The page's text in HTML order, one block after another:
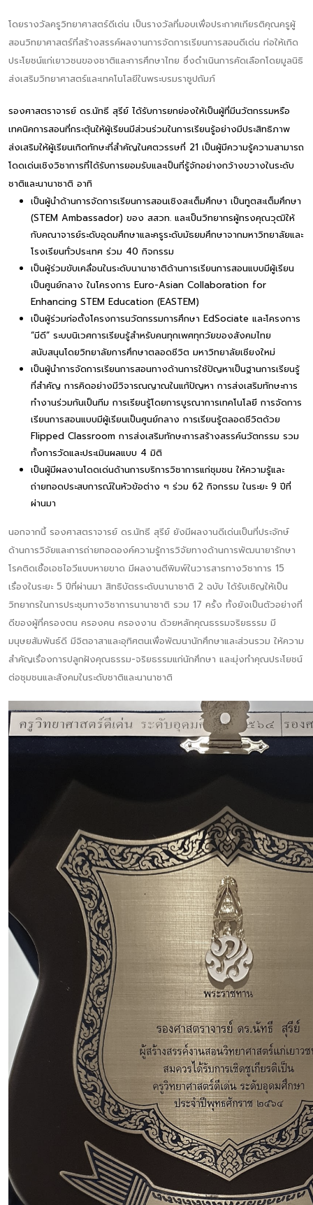
โดยรางวัลครูวิทยาศาสตร์ดีเด่น เป็นรางวัลที่มอบเพื่อประกาศเกียรติคุณครูผู้
สอนวิทยาศาสตร์ที่สร้างสรรค์ผลงานการจัดการเรียนการสอนดีเด่น ก่อให้เกิด
ประโยชน์แก่เยาวชนของชาติและการศึกษาไทย ซึ่งดำเนินการคัดเลือกโดยมูลนิธิ
ส่งเสริมวิทยาศาสตร์และเทคโนโลยีในพระบรมราชูปถัมภ์
รองศาสตราจารย์ ดร.นัทธี สุรีย์ ได้รับการยกย่องให้เป็นผู้ที่มีนวัตกรรมหรือ
เทคนิคการสอนที่กระตุ้นให้ผู้เรียนมีส่วนร่วมในการเรียนรู้อย่างมีประสิทธิภาพ
ส่งเสริมให้ผู้เรียนเกิดทักษะที่สำคัญในศตวรรษที่ 21 เป็นผู้มีความรู้ความสามารถ
โดดเด่นเชิงวิชาการที่ได้รับการยอมรับและเป็นที่รู้จักอย่างกว้างขวางในระดับ
ชาติและนานาชาติ อาทิ
เป็นผู้นำด้านการจัดการเรียนการสอนเชิงสะเต็มศึกษา เป็นทูตสะเต็มศึกษา
(STEM Ambassador) ของ สสวท. และเป็นวิทยากรผู้ทรงคุณวุฒิให้
กับคณาจารย์ระดับอุดมศึกษาและครูระดับมัธยมศึกษาจากมหาวิทยาลัยและ
โรงเรียนทั่วประเทศ ร่วม 40 กิจกรรม
เป็นผู้ร่วมขับเคลื่อนในระดับนานาชาติด้านการเรียนการสอนแบบมีผู้เรียน
เป็นศูนย์กลาง ในโครงการ Euro-Asian Collaboration for
Enhancing STEM Education (EASTEM)
เป็นผู้ร่วมก่อตั้งโครงการนวัตกรรมการศึกษา EdSociate และโครงการ
“มีดี” ระบบนิเวศการเรียนรู้สำหรับคนทุกเพศทุกวัยของสังคมไทย
สนับสนุนโดยวิทยาลัยการศึกษาตลอดชีวิต มหาวิทยาลัยเชียงใหม่
เป็นผู้นำการจัดการเรียนการสอนทางด้านการใช้ปัญหาเป็นฐานการเรียนรู้
ที่สำคัญ การคิดอย่างมีวิจารณญาณในแก้ปัญหา การส่งเสริมทักษะการ
ทำงานร่วมกันเป็นทีม การเรียนรู้โดยการบูรณาการเทคโนโลยี การจัดการ
เรียนการสอนแบบมีผู้เรียนเป็นศูนย์กลาง การเรียนรู้ตลอดชีวิตด้วย
Flipped Classroom การส่งเสริมทักษะการสร้างสรรค์นวัตกรรม รวม
ทั้งการวัดและประเมินผลแบบ 4 มิติ
เป็นผู้มีผลงานโดดเด่นด้านการบริการวิชาการแก่ชุมชน ให้ความรู้และ
ถ่ายทอดประสบการณ์ในหัวข้อต่าง ๆ ร่วม 62 กิจกรรม ในระยะ 9 ปีที่
ผ่านมา
นอกจากนี้ รองศาสตราจารย์ ดร.นัทธี สุรีย์ ยังมีผลงานดีเด่นเป็นที่ประจักษ์
ด้านการวิจัยและการถ่ายทอดองค์ความรู้การวิจัยทางด้านการพัฒนายารักษา
โรคติดเชื้อเอชไอวีแบบหายขาด มีผลงานตีพิมพ์ในวารสารทางวิชาการ 15
เรื่องในระยะ 5 ปีที่ผ่านมา สิทธิบัตรระดับนานาชาติ 2 ฉบับ ได้รับเชิญให้เป็น
วิทยากรในการประชุมทางวิชาการนานาชาติ รวม 17 ครั้ง ทั้งยังเป็นตัวอย่างที่
ดีของผู้ที่ครองตน ครองคน ครองงาน ด้วยหลักคุณธรรมจริยธรรม มี
มนุษยสัมพันธ์ดี มีจิตอาสาและอุทิศตนเพื่อพัฒนานักศึกษาและส่วนรวม ให้ความ
สำคัญเรื่องการปลูกฝังคุณธรรม-จริยธรรมแก่นักศึกษา และมุ่งทำคุณประโยชน์
ต่อชุมชนและสังคมในระดับชาติและนานาชาติ